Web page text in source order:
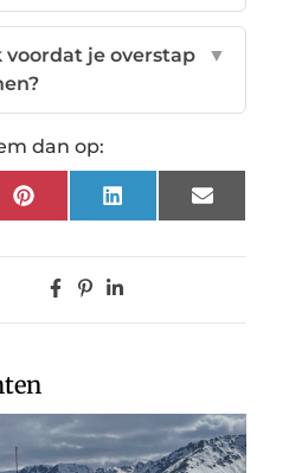
je overstap
▼
dan op:
PinterestLinkedInEmail